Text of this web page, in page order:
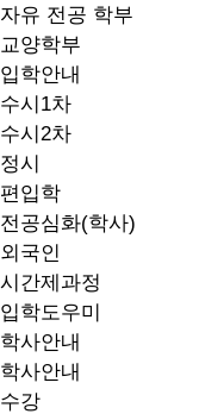
자유 전공 학부
교양학부
입학안내
수시1차
수시2차
정시
편입학
전공심화(학사)
외국인
시간제과정
입학도우미
학사안내
학사안내
수강